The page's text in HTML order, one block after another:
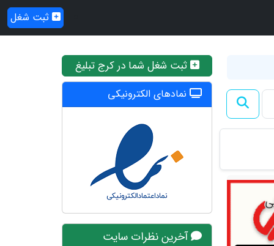
ثبت شغل
ثبت شغل شما در کرج تبلیغ
نمادهای الکترونیکی
آخرین نظرات سایت